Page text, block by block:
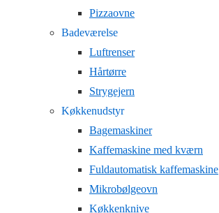
Pizzaovne
Badeværelse
Luftrenser
Hårtørre
Strygejern
Køkkenudstyr
Bagemaskiner
Kaffemaskine med kværn
Fuldautomatisk kaffemaskine
Mikrobølgeovn
Køkkenknive